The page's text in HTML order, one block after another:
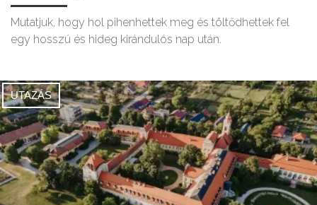
Mutatjuk, hogy hol pihenhettek meg és töltődhettek fel
egy hosszú és hideg kirándulós nap után.
UTAZÁS